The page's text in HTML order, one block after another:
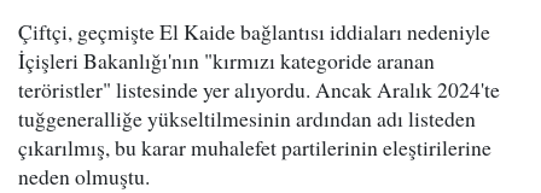
Çiftçi, geçmişte El Kaide bağlantısı iddiaları nedeniyle
İçişleri Bakanlığı'nın "kırmızı kategoride aranan
teröristler" listesinde yer alıyordu. Ancak Aralık 2024'te
tuğgeneralliğe yükseltilmesinin ardından adı listeden
çıkarılmış, bu karar muhalefet partilerinin eleştirilerine
neden olmuştu.